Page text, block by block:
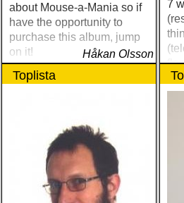
about Mouse-a-Mania so if
have the opportunity to
purchase this album, jump
on it!
Håkan Olsson
7
&
Toplista